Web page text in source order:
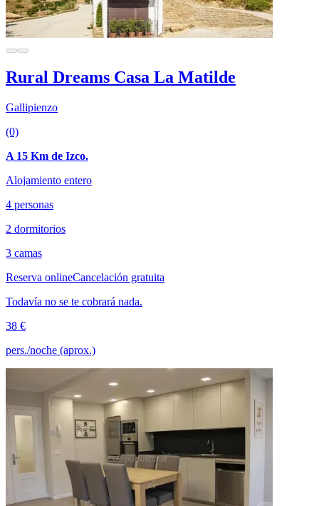
Rural Dreams Casa La Matilde
Gallipienzo
(0)
A 15 Km de Izco.
Alojamiento entero
4 personas
2 dormitorios
3 camas
Reserva onlineCancelación gratuita
Todavía no se te cobrará nada.
38 €
pers./noche (aprox.)